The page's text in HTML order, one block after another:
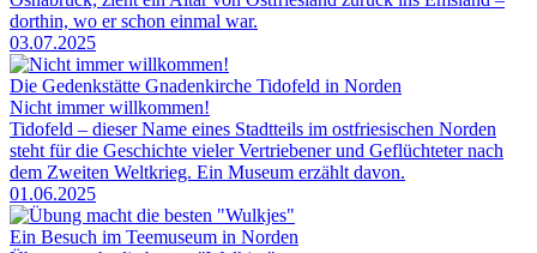
dorthin, wo er schon einmal war.
03.07.2025
Die Gedenkstätte Gnadenkirche Tidofeld in Norden
Nicht immer willkommen!
Tidofeld – dieser Name eines Stadtteils im ostfriesischen Norden
steht für die Geschichte vieler Vertriebener und Geflüchteter nach
dem Zweiten Weltkrieg. Ein Museum erzählt davon.
01.06.2025
Ein Besuch im Teemuseum in Norden